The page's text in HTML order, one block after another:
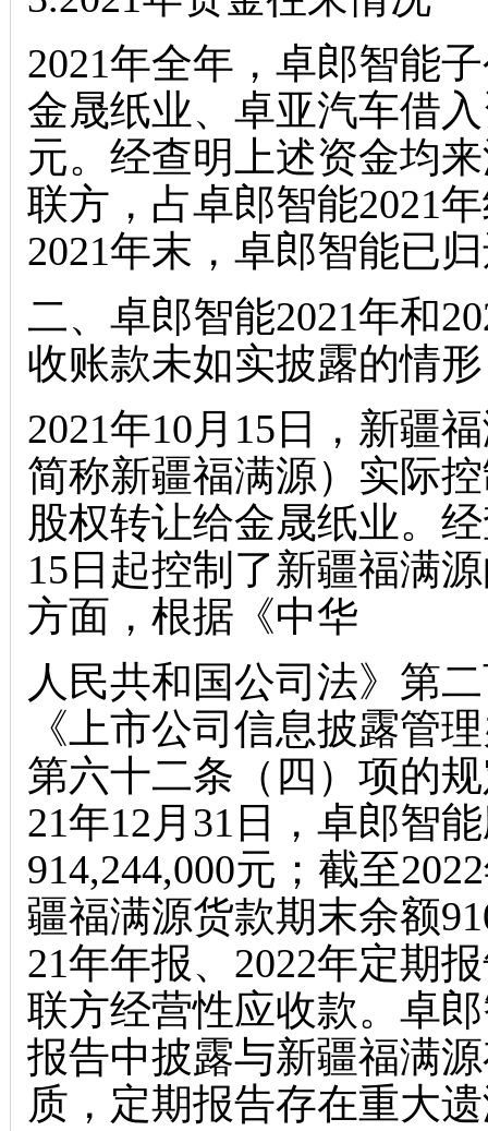
2021年全年，卓郎智能
金晟纸业、卓亚汽车借
元。经查明上述资金均
联方，占卓郎智能2021
2021年末，卓郎智能已
二、卓郎智能2021年和
收账款未如实披露的情形
2021年10月15日，新疆
简称新疆福满源）实际
股权转让给金晟纸业。
15日起控制了新疆福满
方面，根据《中华
人民共和国公司法》第
《上市公司信息披露管
第六十二条（四）项的
21年12月31日，卓郎智
914,244,000元；截至
疆福满源货款期末余额
21年年报、2022年定期
联方经营性应收款。卓
报告中披露与新疆福满
质，定期报告存在重大